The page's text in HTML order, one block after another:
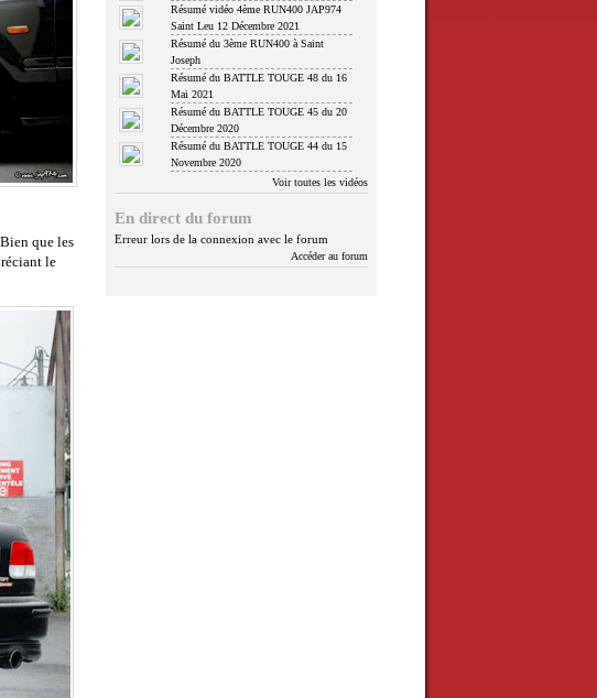
que les
le
Résumé vidéo 4ème RUN400 JAP974
Saint Leu 12 Décembre 2021
Résumé du 3ème RUN400 à Saint
Joseph
Résumé du BATTLE TOUGE 48 du 16
Mai 2021
Résumé du BATTLE TOUGE 45 du 20
Décembre 2020
Résumé du BATTLE TOUGE 44 du 15
Novembre 2020
Voir toutes les vidéos
En direct du forum
Erreur lors de la connexion avec le forum
Accéder au forum